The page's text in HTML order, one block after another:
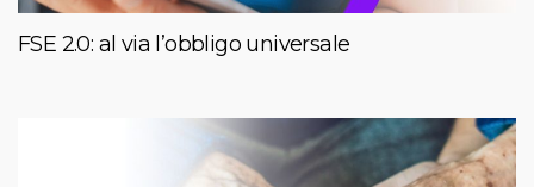
FSE 2.0: al via l’obbligo universale